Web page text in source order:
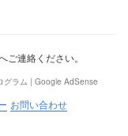
ご連絡ください。
グラム | Google AdSense
お問い合わせ